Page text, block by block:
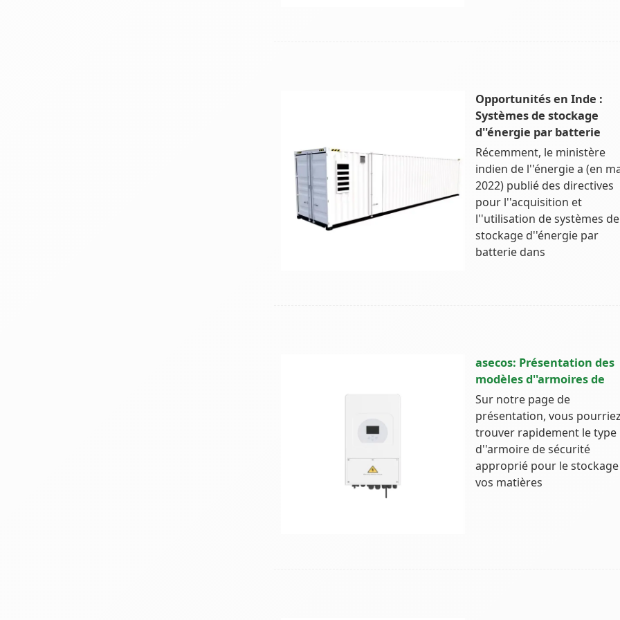
Opportunités en Inde :
Systèmes de stockage
d''énergie par batterie
Récemment, le ministère
indien de l''énergie a (en
2022) publié des directives
pour l''acquisition et
l''utilisation de systèmes de
stockage d''énergie par
batterie dans
asecos: Présentation des
modèles d''armoires de
Sur notre page de
présentation, vous
trouver rapidement le type
d''armoire de sécurité
approprié pour le
vos matières